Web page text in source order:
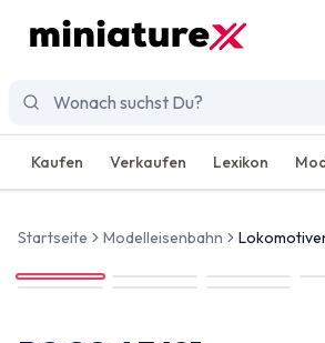
Kaufen Verkaufen Lexikon
Startseite Modelleisenbahn